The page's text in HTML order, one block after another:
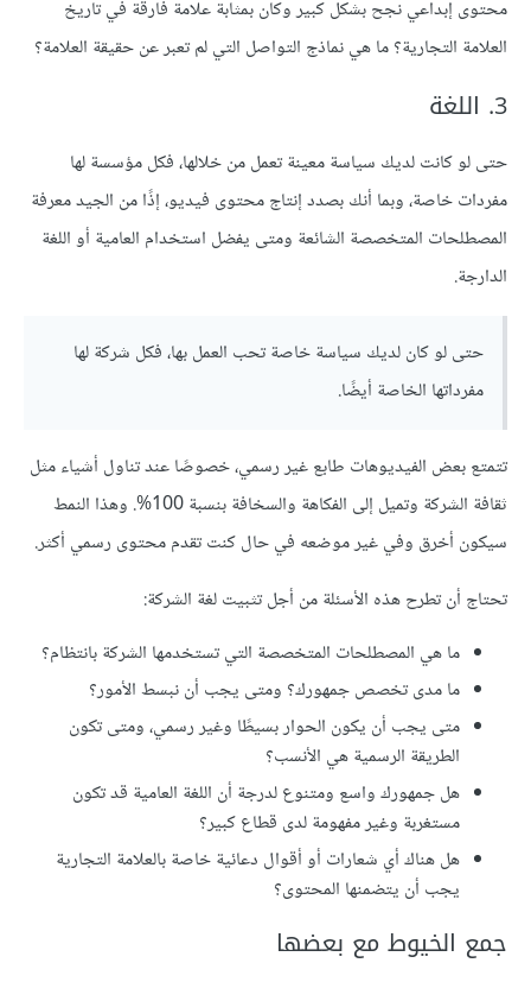
محتوى إبداعي نجح بشكل كبير وكان بمثابة علامة فارقة في تاريخ
العلامة التجارية؟ ما هي نماذج التواصل التي لم تعبر عن حقيقة العلامة؟
3. اللغة
حتى لو كانت لديك سياسة معينة تعمل من خلالها، فكل مؤسسة لها
مفردات خاصة، وبما أنك بصدد إنتاج محتوى فيديو، إذًا من الجيد معرفة
المصطلحات المتخصصة الشائعة ومتى يفضل استخدام العامية أو اللغة
الدارجة.
حتى لو كان لديك سياسة خاصة تحب العمل بها، فكل شركة لها
مفرداتها الخاصة أيضًا.
تتمتع بعض الفيديوهات طابع غير رسمي، خصوصًا عند تناول أشياء مثل
ثقافة الشركة وتميل إلى الفكاهة والسخافة بنسبة 100%. وهذا النمط
سيكون أخرق وفي غير موضعه في حال كنت تقدم محتوى رسمي أكثر.
تحتاج أن تطرح هذه الأسئلة من أجل تثبيت لغة الشركة:
ما هي المصطلحات المتخصصة التي تستخدمها الشركة بانتظام؟
ما مدى تخصص جمهورك؟ ومتى يجب أن نبسط الأمور؟
متى يجب أن يكون الحوار بسيطًا وغير رسمي، ومتى تكون
الطريقة الرسمية هي الأنسب؟
هل جمهورك واسع ومتنوع لدرجة أن اللغة العامية قد تكون
مستغربة وغير مفهومة لدى قطاع كبير؟
هل هناك أي شعارات أو أقوال دعائية خاصة بالعلامة التجارية
يجب أن يتضمنها المحتوى؟
جمع الخيوط مع بعضها